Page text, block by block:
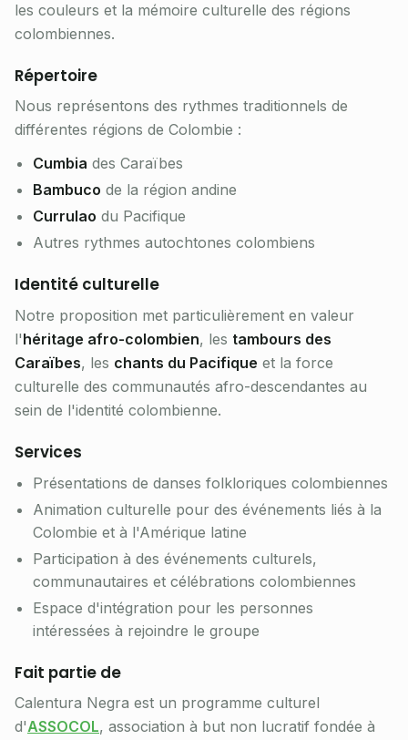
les couleurs et la mémoire culturelle des régions
colombiennes.
Répertoire
Nous représentons des rythmes traditionnels de
différentes régions de Colombie :
Cumbia des Caraïbes
Bambuco de la région andine
Currulao du Pacifique
Autres rythmes autochtones colombiens
Identité culturelle
Notre proposition met particulièrement en valeur
l'héritage afro-colombien, les tambours des
Caraïbes, les chants du Pacifique et la force
culturelle des communautés afro-descendantes au
sein de l'identité colombienne.
Services
Présentations de danses folkloriques colombiennes
Animation culturelle pour des événements liés à la
Colombie et à l'Amérique latine
Participation à des événements culturels,
communautaires et célébrations colombiennes
Espace d'intégration pour les personnes
intéressées à rejoindre le groupe
Fait partie de
Calentura Negra est un programme culturel
d'ASSOCOL, association à but non lucratif fondée à